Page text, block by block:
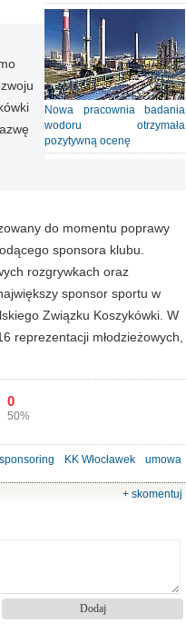
Nowa pracownia badania
wodoru otrzymała
pozytywną ocenę
do momentu poprawy
sponsora klubu.
rozgrywkach oraz
sponsor sportu w
Związku Koszykówki. W
reprezentacji młodzieżowych,
0
50%
sponsoring KK Włocławek umowa
+ skomentuj